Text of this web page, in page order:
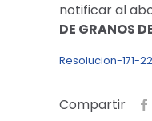
notificar al
DE GRANOS
Resolucion-171-
Compartir